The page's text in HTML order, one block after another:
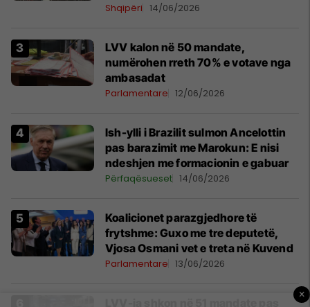
Shqipëri 14/06/2026
LVV kalon në 50 mandate,
numërohen rreth 70% e votave nga
ambasadat
Parlamentare 12/06/2026
Ish-ylli i Brazilit sulmon Ancelottin
pas barazimit me Marokun: E nisi
ndeshjen me formacionin e gabuar
Përfaqësueset 14/06/2026
Koalicionet parazgjedhore të
frytshme: Guxo me tre deputetë,
Vjosa Osmani vet e treta në Kuvend
Parlamentare 13/06/2026
×